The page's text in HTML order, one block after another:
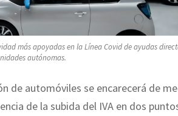
más apoyadas en la Línea Covid de ayudas
autónomas.
de automóviles se encarecerá de
de la subida del IVA en dos